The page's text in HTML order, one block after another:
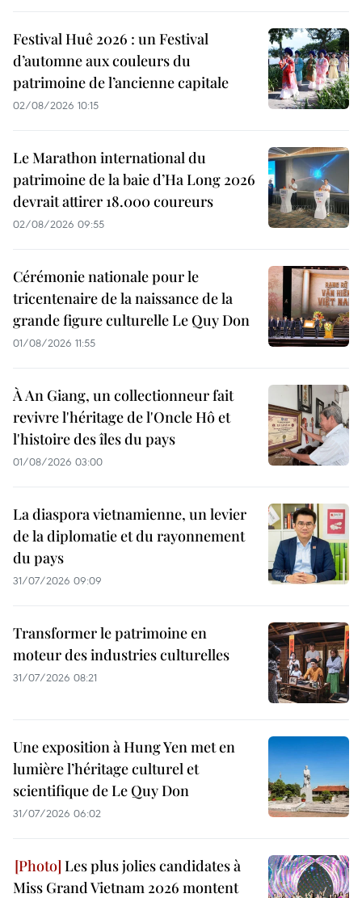
Festival Huê 2026 : un Festival
d’automne aux couleurs du
patrimoine de l’ancienne capitale
02/08/2026 10:15
Le Marathon international du
patrimoine de la baie d’Ha Long 2026
devrait attirer 18.000 coureurs
02/08/2026 09:55
Cérémonie nationale pour le
tricentenaire de la naissance de la
grande figure culturelle Le Quy Don
01/08/2026 11:55
À An Giang, un collectionneur fait
revivre l'héritage de l'Oncle Hô et
l'histoire des îles du pays
01/08/2026 03:00
La diaspora vietnamienne, un levier
de la diplomatie et du rayonnement
du pays
31/07/2026 09:09
Transformer le patrimoine en
moteur des industries culturelles
31/07/2026 08:21
Une exposition à Hung Yen met en
lumière l’héritage culturel et
scientifique de Le Quy Don
31/07/2026 06:02
Les plus jolies candidates à
Miss Grand Vietnam 2026 montent